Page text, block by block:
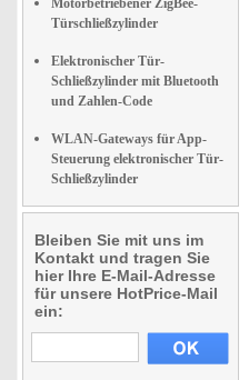
Motorbetriebener ZigBee-
Türschließzylinder
Elektronischer Tür-
Schließzylinder mit Bluetooth
und Zahlen-Code
WLAN-Gateways für App-
Steuerung elektronischer Tür-
Schließzylinder
Bleiben Sie mit uns im
Kontakt und tragen Sie
hier Ihre E-Mail-Adresse
für unsere HotPrice-Mail
ein: